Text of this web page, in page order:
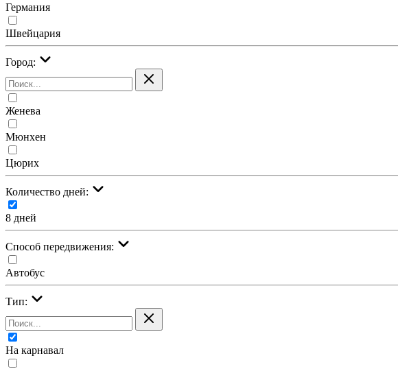
Германия
Швейцария
Город:
Женева
Мюнхен
Цюрих
Количество дней:
8 дней
Cпособ передвижения:
Автобус
Тип:
На карнавал